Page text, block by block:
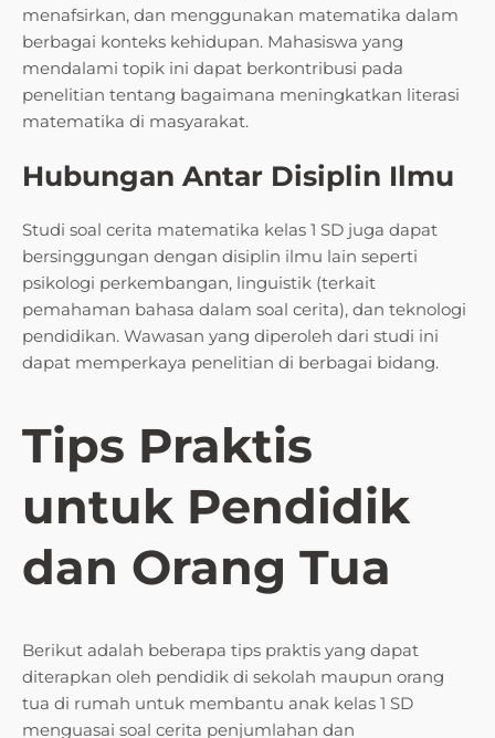
menafsirkan, dan menggunakan matematika dalam
berbagai konteks kehidupan. Mahasiswa yang
mendalami topik ini dapat berkontribusi pada
penelitian tentang bagaimana meningkatkan literasi
matematika di masyarakat.
Hubungan Antar Disiplin Ilmu
Studi soal cerita matematika kelas 1 SD juga dapat
bersinggungan dengan disiplin ilmu lain seperti
psikologi perkembangan, linguistik (terkait
pemahaman bahasa dalam soal cerita), dan teknologi
pendidikan. Wawasan yang diperoleh dari studi ini
dapat memperkaya penelitian di berbagai bidang.
Tips Praktis
untuk Pendidik
dan Orang Tua
Berikut adalah beberapa tips praktis yang dapat
diterapkan oleh pendidik di sekolah maupun orang
tua di rumah untuk membantu anak kelas 1 SD
menguasai soal cerita penjumlahan dan